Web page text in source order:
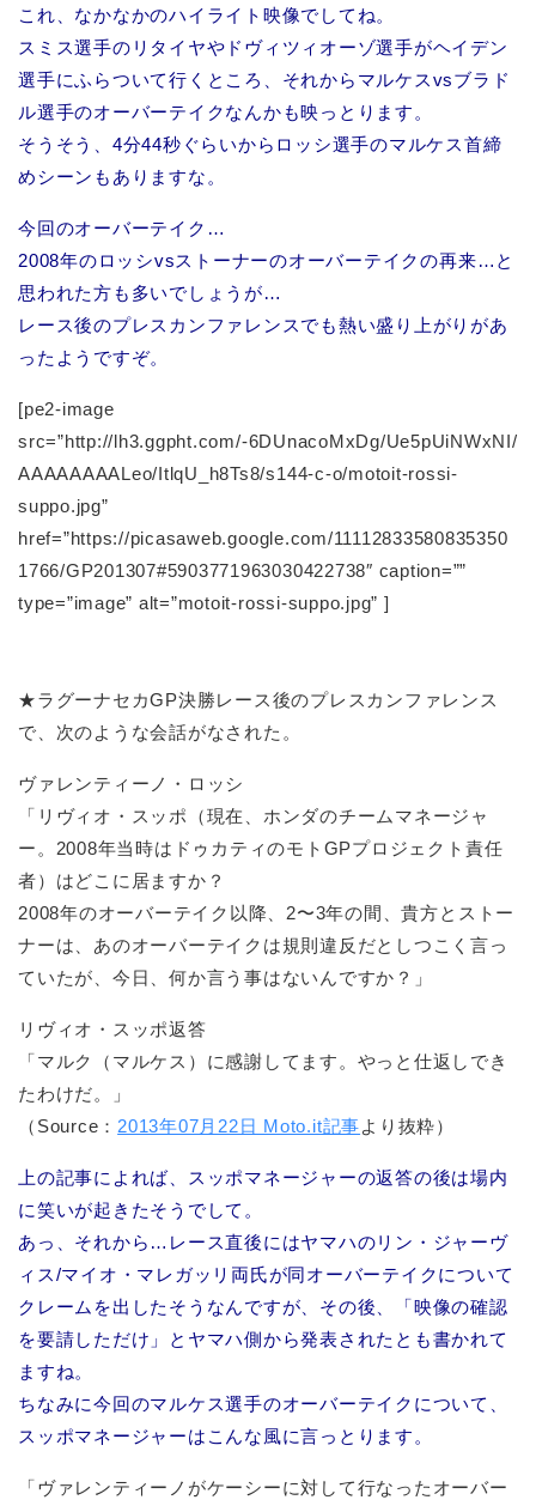
これ、なかなかのハイライト映像でしてね。
スミス選手のリタイヤやドヴィツィオーゾ選手がヘイデン
選手にふらついて行くところ、それからマルケスvsブラド
ル選手のオーバーテイクなんかも映っとります。
そうそう、4分44秒ぐらいからロッシ選手のマルケス首締
めシーンもありますな。
今回のオーバーテイク…
2008年のロッシvsストーナーのオーバーテイクの再来…と
思われた方も多いでしょうが…
レース後のプレスカンファレンスでも熱い盛り上がりがあ
ったようですぞ。
[pe2-image
src=”http://lh3.ggpht.com/-6DUnacoMxDg/Ue5pUiNWxNI/
AAAAAAAALeo/ItlqU_h8Ts8/s144-c-o/motoit-rossi-
suppo.jpg”
href=”https://picasaweb.google.com/11112833580835350
1766/GP201307#5903771963030422738″ caption=””
type=”image” alt=”motoit-rossi-suppo.jpg” ]
★ラグーナセカGP決勝レース後のプレスカンファレンス
で、次のような会話がなされた。
ヴァレンティーノ・ロッシ
「リヴィオ・スッポ（現在、ホンダのチームマネージャ
ー。2008年当時はドゥカティのモトGPプロジェクト責任
者）はどこに居ますか？
2008年のオーバーテイク以降、2〜3年の間、貴方とストー
ナーは、あのオーバーテイクは規則違反だとしつこく言っ
ていたが、今日、何か言う事はないんですか？」
リヴィオ・スッポ返答
「マルク（マルケス）に感謝してます。やっと仕返しでき
たわけだ。」
（Source： 2013年07月22日 Moto.it記事より抜粋）
上の記事によれば、スッポマネージャーの返答の後は場内
に笑いが起きたそうでして。
あっ、それから…レース直後にはヤマハのリン・ジャーヴ
ィス/マイオ・マレガッリ両氏が同オーバーテイクについて
クレームを出したそうなんですが、その後、「映像の確認
を要請しただけ」とヤマハ側から発表されたとも書かれて
ますね。
ちなみに今回のマルケス選手のオーバーテイクについて、
スッポマネージャーはこんな風に言っとります。
「ヴァレンティーノがケーシーに対して行なったオーバー